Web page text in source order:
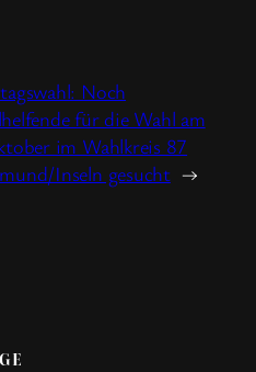
Noch
für die Wahl am
im Wahlkreis 87
Inseln gesucht →